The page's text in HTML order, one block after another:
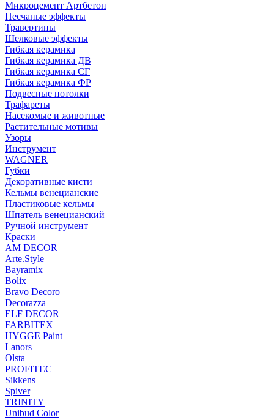
Микроцемент Артбетон
Песчаные эффекты
Травертины
Шелковые эффекты
Гибкая керамика
Гибкая керамика ДВ
Гибкая керамика СГ
Гибкая керамика ФР
Подвесные потолки
Трафареты
Насекомые и животные
Растительные мотивы
Узоры
Инструмент
WAGNER
Губки
Декоративные кисти
Кельмы венецианские
Пластиковые кельмы
Шпатель венецианский
Ручной инструмент
Краски
AM DECOR
Arte.Style
Bayramix
Bolix
Bravo Decoro
Decorazza
ELF DECOR
FARBITEX
HYGGE Paint
Lanors
Olsta
PROFITEC
Sikkens
Spiver
TRINITY
Unibud Color